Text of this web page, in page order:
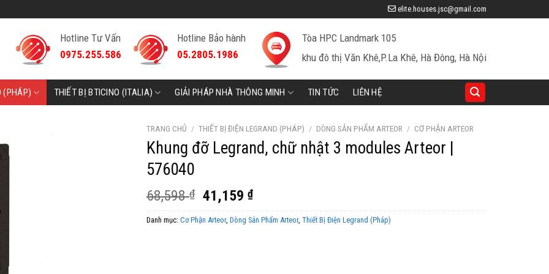
elite.houses.jsc@gmail.com
Hotline Tư Vấn
0975.255.586
Hotline Bảo hành
05.2805.1986
Tòa HPC Landmark 105
khu đô thị Văn Khê,P.La Khê, Hà Đông, Hà Nội
(PHÁP) THIẾT BỊ BTICINO (ITALIA) GIẢI PHÁP NHÀ THÔNG MINH TIN TỨC LIÊN HỆ
TRANG CHỦ / THIẾT BỊ ĐIỆN LEGRAND (PHÁP) / DÒNG SẢN PHẨM ARTEOR / CƠ PHẬN ARTEOR
Khung đỡ Legrand, chữ nhật 3 modules Arteor |
576040
68,598₫
Giá
gốc
là:
41,159₫Giá
hiện
tại
Danh mục: Cơ Phận Arteor, Dòng Sản Phẩm Arteor, Thiết Bị Điện Legrand (Pháp)